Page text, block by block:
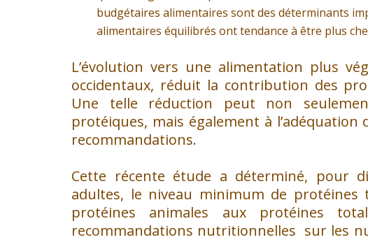
budgétaires alimentaires sont des déterminants
alimentaires équilibrés ont tendance à être plus
L’évolution vers une alimentation plus
occidentaux, réduit la contribution des
Une telle réduction peut non
protéiques, mais également à
recommandations.
Cette récente étude a déterminé, pour
adultes, le niveau minimum de
protéines animales aux protéines
recommandations nutritionnelles sur les